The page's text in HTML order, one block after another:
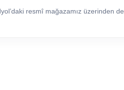
resmî mağazamız üzerinden de